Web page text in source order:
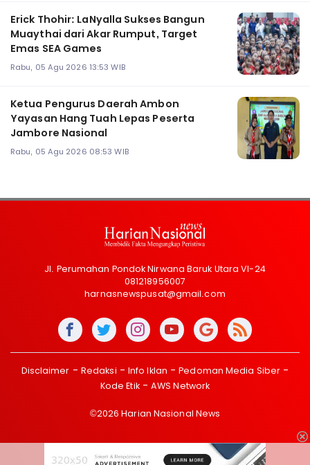
Erick Thohir: LaNyalla Sukses Bangun
Muaythai dari Akar Rumput, Target
Emas SEA Games
Rabu, 05 Agu 2026 13:53 WIB
Ketua Pengurus Daerah Ambon
Yayasan Hang Tuah Lepas Peserta
Jambore Nasional
Rabu, 05 Agu 2026 08:53 WIB
Jl. Perumahan Pondok Nirwana Baruk Utara VI-24
081218956007
harnasnewspusat@gmail.com
Disclaimer Redaksi Info Iklan
Pedoman Media Siber
Kode Etik
AWS Network
©2026 Harian Nasional News